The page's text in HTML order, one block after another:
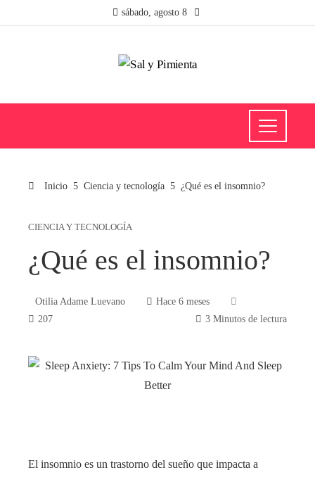
sábado, agosto 8
Inicio Ciencia y tecnología ¿Qué es el insomnio?
CIENCIA Y TECNOLOGÍA
¿Qué es el insomnio?
Otilia Adame Luevano
Hace 6 meses
207
3 Minutos de lectura
El insomnio es un trastorno del sueño que impacta a